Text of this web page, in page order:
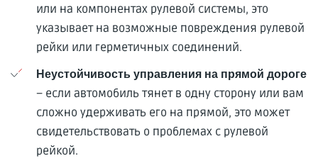
или на компонентах рулевой системы, это
указывает на возможные повреждения рулевой
рейки или герметичных соединений.
Неустойчивость управления на прямой дороге
– если автомобиль тянет в одну сторону или вам
сложно удерживать его на прямой, это может
свидетельствовать о проблемах с рулевой
рейкой.